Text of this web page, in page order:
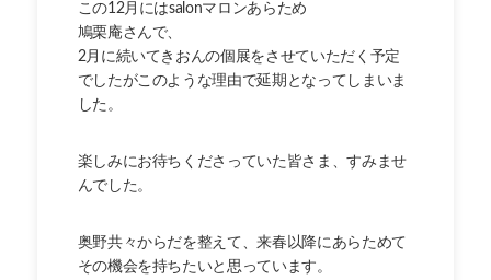
この12月にはsalonマロンあらため
鳩栗庵さんで、
2月に続いてきおんの個展をさせていただく予定
でしたがこのような理由で延期となってしまいま
した。
楽しみにお待ちくださっていた皆さま、すみませ
んでした。
奥野共々からだを整えて、来春以降にあらためて
その機会を持ちたいと思っています。